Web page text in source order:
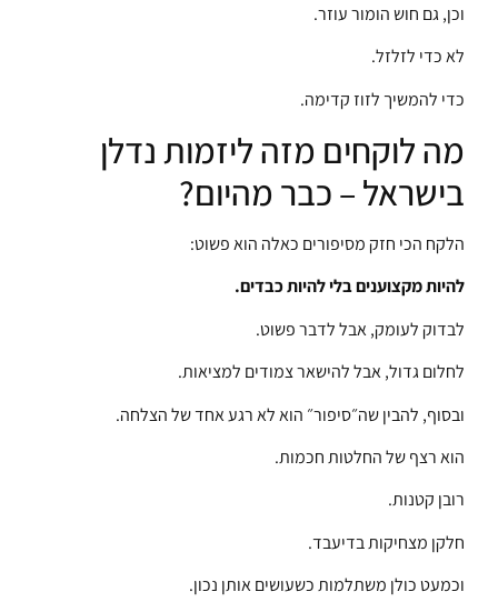
וכן, גם חוש הומור עוזר.
לא כדי לזלזל.
כדי להמשיך לזוז קדימה.
מה לוקחים מזה ליזמות נדלן
בישראל – כבר מהיום?
הלקח הכי חזק מסיפורים כאלה הוא פשוט:
להיות מקצוענים בלי להיות כבדים.
לבדוק לעומק, אבל לדבר פשוט.
לחלום גדול, אבל להישאר צמודים למציאות.
ובסוף, להבין שה״סיפור״ הוא לא רגע אחד של הצלחה.
הוא רצף של החלטות חכמות.
רובן קטנות.
חלקן מצחיקות בדיעבד.
וכמעט כולן משתלמות כשעושים אותן נכון.